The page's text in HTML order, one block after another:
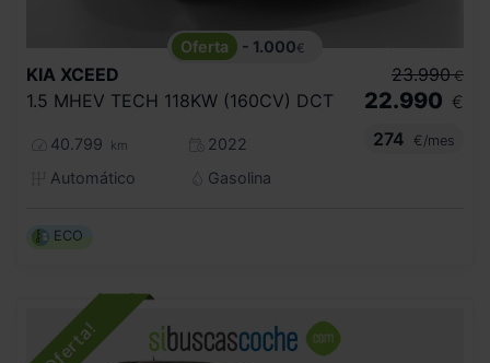
- 1.000€
KIA XCEED
1.5 MHEV TECH 118KW (160CV) DCT
40.799 km
2022
Automático
Gasolina
23.990 €
22.990 €
274
€/mes
ECO